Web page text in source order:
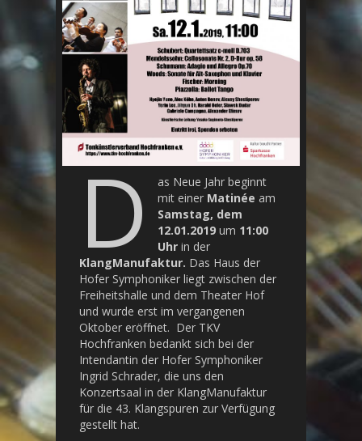
D
as Neue Jahr beginnt
mit einer Matinée am
Samstag, dem
12.01.2019um 11:00
Uhrin der
KlangManufaktur. Das Haus der
Hofer Symphoniker liegt zwischen der
Freiheitshalle und dem Theater Hof
und wurde erst im vergangenen
Oktober eröffnet. Der TKV
Hochfranken bedankt sich bei der
Intendantin der Hofer Symphoniker
Ingrid Schrader, die uns den
Konzertsaal in der KlangManufaktur
für die 43. Klangspuren zur Verfügung
gestellt hat.